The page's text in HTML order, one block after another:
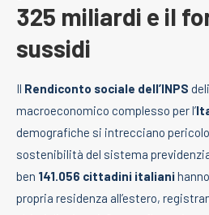
325 miliardi e il
sussidi
Il Rendiconto sociale dell’INPS
macroeconomico complesso per l’
demografiche si intrecciano
sostenibilità del sistema
ben 141.056 cittadini italiani
propria residenza all’estero,